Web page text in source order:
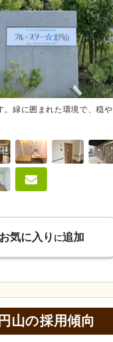
。緑に囲まれた環境で、穏
お気に入り に追加
山の採用傾向